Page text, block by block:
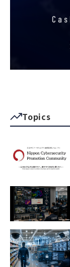
Topics